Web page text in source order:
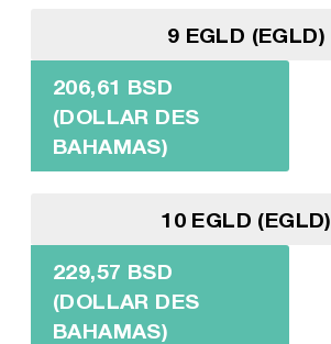
9 EGLD (EGLD)
206,61 BSD
(DOLLAR DES
BAHAMAS)
10 EGLD (EGLD)
229,57 BSD
(DOLLAR DES
BAHAMAS)